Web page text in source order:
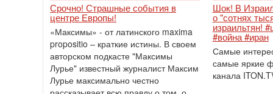
Срочно! Страшные события в
центре Европы!
«Максимы» - от латинского maxima
propositio – краткие истины. В своем
авторском подкасте "Максимы
Лурье" известный журналист Максим
Лурье максимально честно
Шок! В
о "сотнях
израильтян!
#война #иран
Самые
самые яркие
канала